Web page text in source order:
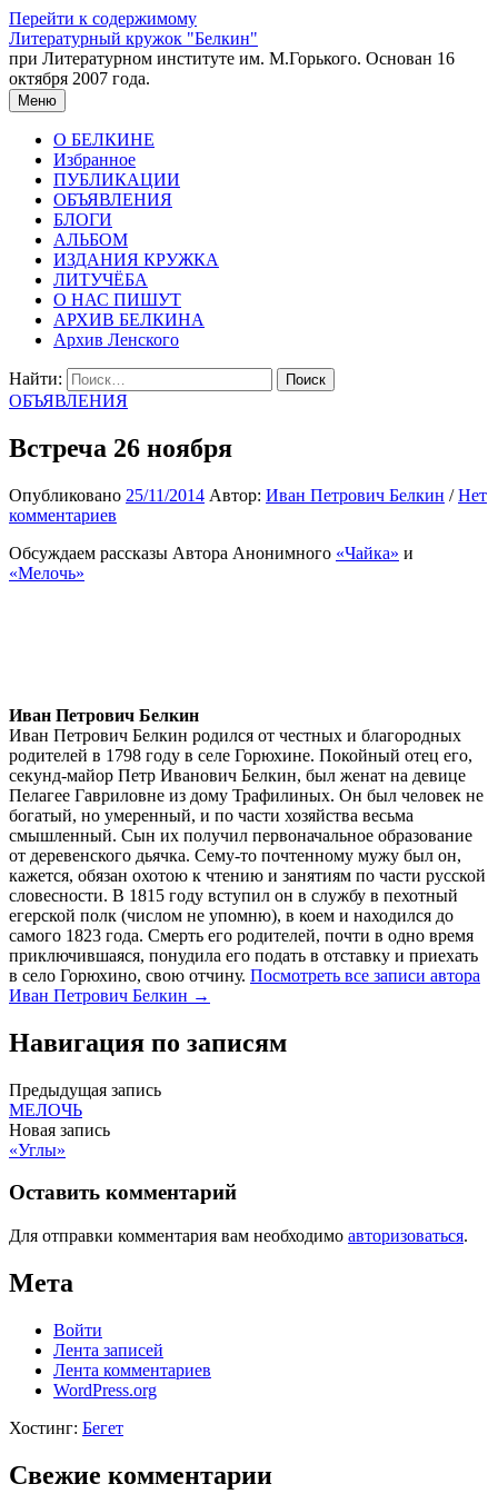
Перейти к содержимому
Литературный кружок "Белкин"
при Литературном институте им. М.Горького. Основан 16
октября 2007 года.
Меню
О БЕЛКИНЕ
Избранное
ПУБЛИКАЦИИ
ОБЪЯВЛЕНИЯ
БЛОГИ
АЛЬБОМ
ИЗДАНИЯ КРУЖКА
ЛИТУЧЁБА
О НАС ПИШУТ
АРХИВ БЕЛКИНА
Архив Ленского
Найти:
ОБЪЯВЛЕНИЯ
Встреча 26 ноября
Опубликовано 25/11/2014 Автор: Иван Петрович Белкин /Нет
комментариев
Обсуждаем рассказы Автора Анонимного «Чайка» и
«Мелочь»
Иван Петрович Белкин
Иван Петрович Белкин родился от честных и благородных
родителей в 1798 году в селе Горюхине. Покойный отец его,
секунд-майор Петр Иванович Белкин, был женат на девице
Пелагее Гавриловне из дому Трафилиных. Он был человек не
богатый, но умеренный, и по части хозяйства весьма
смышленный. Сын их получил первоначальное образование
от деревенского дьячка. Сему-то почтенному мужу был он,
кажется, обязан охотою к чтению и занятиям по части русской
словесности. В 1815 году вступил он в службу в пехотный
егерской полк (числом не упомню), в коем и находился до
самого 1823 года. Смерть его родителей, почти в одно время
приключившаяся, понудила его подать в отставку и приехать
в село Горюхино, свою отчину. Посмотреть все записи автора
Иван Петрович Белкин →
Навигация по записям
Предыдущая запись
МЕЛОЧЬ
Новая запись
«Углы»
Оставить комментарий
Для отправки комментария вам необходимо авторизоваться.
Мета
Войти
Лента записей
Лента комментариев
WordPress.org
Хостинг: Бегет
Свежие комментарии